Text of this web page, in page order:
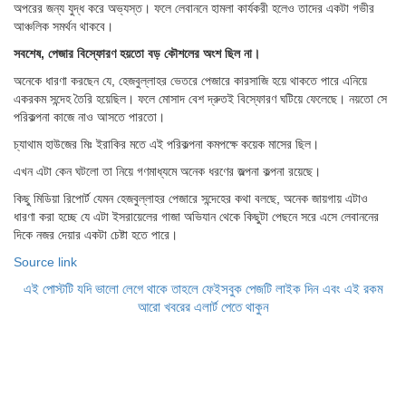
অপরের জন্য যুদ্ধ করে অভ্যস্ত। ফলে লেবাননে হামলা কার্যকরী হলেও তাদের একটা গভীর
আঞ্চলিক সমর্থন থাকবে।
সবশেষ, পেজার বিস্ফোরণ হয়তো বড় কৌশলের অংশ ছিল না।
অনেকে ধারণা করছেন যে, হেজবুল্লাহর ভেতরে পেজারে কারসাজি হয়ে থাকতে পারে এনিয়ে
একরকম সন্দেহ তৈরি হয়েছিল। ফলে মোসাদ বেশ দ্রুতই বিস্ফোরণ ঘটিয়ে ফেলেছে। নয়তো সে
পরিকল্পনা কাজে নাও আসতে পারতো।
চ্যাথাম হাউজের মিঃ ইরাকির মতে এই পরিকল্পনা কমপক্ষে কয়েক মাসের ছিল।
এখন এটা কেন ঘটলো তা নিয়ে গণমাধ্যমে অনেক ধরণের জল্পনা কল্পনা রয়েছে।
কিছু মিডিয়া রিপোর্ট যেমন হেজবুল্লাহর পেজারে সন্দেহের কথা বলছে, অনেক জায়গায় এটাও
ধারণা করা হচ্ছে যে এটা ইসরায়েলের গাজা অভিযান থেকে কিছুটা পেছনে সরে এসে লেবাননের
দিকে নজর দেয়ার একটা চেষ্টা হতে পারে।
Source link
এই পোস্টটি যদি ভালো লেগে থাকে তাহলে ফেইসবুক পেজটি লাইক দিন এবং এই রকম
আরো খবরের এলার্ট পেতে থাকুন